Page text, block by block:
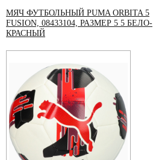
МЯЧ ФУТБОЛЬНЫЙ PUMA ORBITA 5
FUSION, 08433104, РАЗМЕР 5 5 БЕЛО-
КРАСНЫЙ